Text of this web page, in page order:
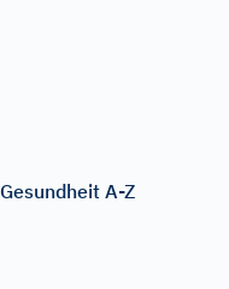
A-Z